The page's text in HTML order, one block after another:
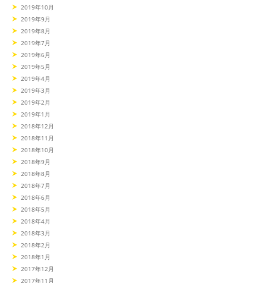
2019年10月
2019年9月
2019年8月
2019年7月
2019年6月
2019年5月
2019年4月
2019年3月
2019年2月
2019年1月
2018年12月
2018年11月
2018年10月
2018年9月
2018年8月
2018年7月
2018年6月
2018年5月
2018年4月
2018年3月
2018年2月
2018年1月
2017年12月
2017年11月